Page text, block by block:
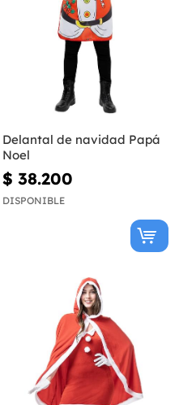
Delantal de navidad Papá
Noel
$ 38.200
DISPONIBLE